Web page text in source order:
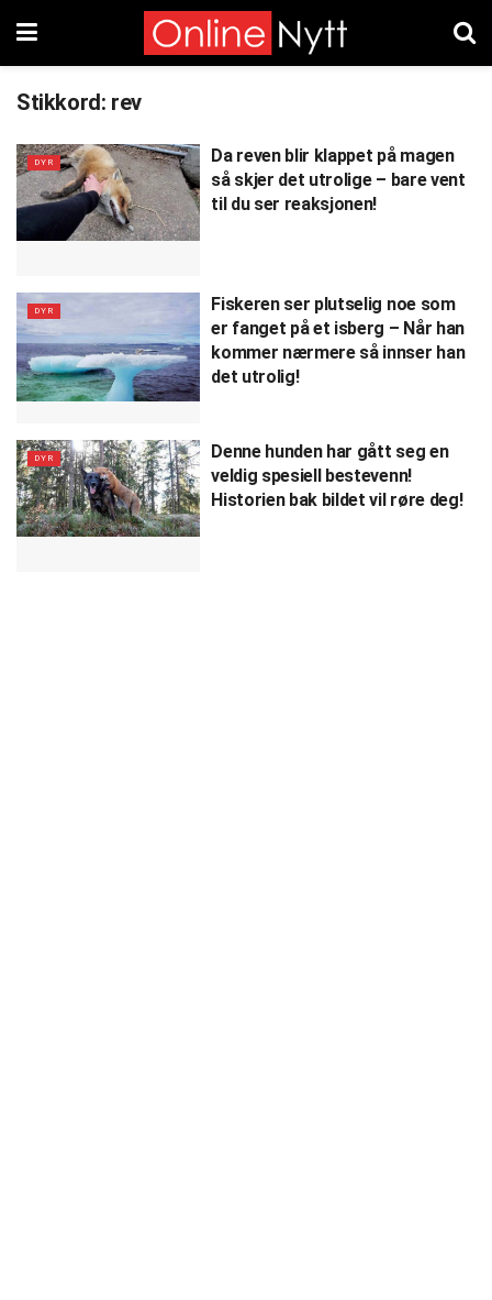
Stikkord: rev
DYR
Da reven blir klappet på magen
så skjer det utrolige – bare vent
til du ser reaksjonen!
DYR
Fiskeren ser plutselig noe som
er fanget på et isberg – Når han
kommer nærmere så innser han
det utrolig!
DYR
Denne hunden har gått seg en
veldig spesiell bestevenn!
Historien bak bildet vil røre deg!